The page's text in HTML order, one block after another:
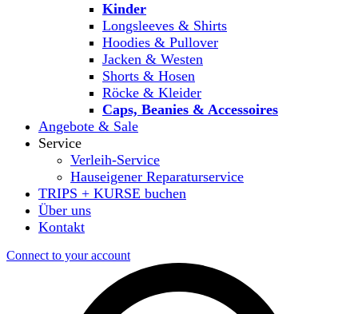
Kinder
Longsleeves & Shirts
Hoodies & Pullover
Jacken & Westen
Shorts & Hosen
Röcke & Kleider
Caps, Beanies & Accessoires
Angebote & Sale
Service
Verleih-Service
Hauseigener Reparaturservice
TRIPS + KURSE buchen
Über uns
Kontakt
Connect to your account